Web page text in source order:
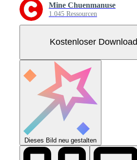
Mine Chuenmanuse
1.045 Ressourcen
Kostenloser Download
Dieses Bild neu gestalten